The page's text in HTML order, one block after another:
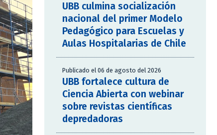
UBB culmina socialización
nacional del primer Modelo
Pedagógico para Escuelas y
Aulas Hospitalarias de Chile
Publicado el 06 de agosto del 2026
UBB fortalece cultura de
Ciencia Abierta con webinar
sobre revistas científicas
depredadoras